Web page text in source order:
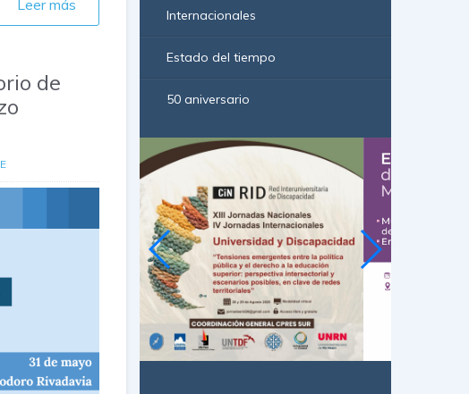
Leer más
de
Internacionales
Estado del tiempo
50 aniversario